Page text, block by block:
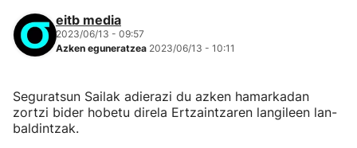
eitb media
2023/06/13 - 09:57
Azken eguneratzea 2023/06/13 - 10:11
Seguratsun Sailak adierazi du azken hamarkadan
zortzi bider hobetu direla Ertzaintzaren langileen lan-
baldintzak.